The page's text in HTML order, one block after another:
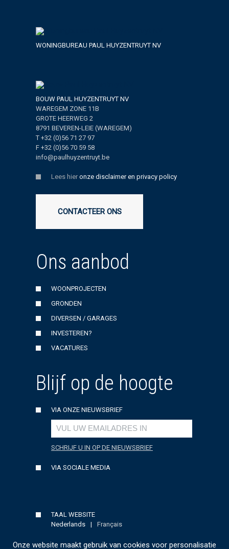
Onze website maakt gebruik van cookies voor personalisatie
WONINGBUREAU PAUL HUYZENTRUYT NV
BOUW PAUL HUYZENTRUYT NV
WAREGEM ZONE 11B
GROTE HEERWEG 2
8791 BEVEREN-LEIE (WAREGEM)
T +32 (0)56 71 27 97
F +32 (0)56 70 59 58
info@paulhuyzentruyt.be
Lees hieronze disclaimer en privacy policy
CONTACTEER ONS
Ons aanbod
WOONPROJECTEN
GRONDEN
DIVERSEN / GARAGES
INVESTEREN?
VACATURES
Blijf op de hoogte
VIA ONZE NIEUWSBRIEF
SCHRIJF U IN OP DE NIEUWSBRIEF
VIA SOCIALE MEDIA
TAAL WEBSITE
Nederlands
| Français